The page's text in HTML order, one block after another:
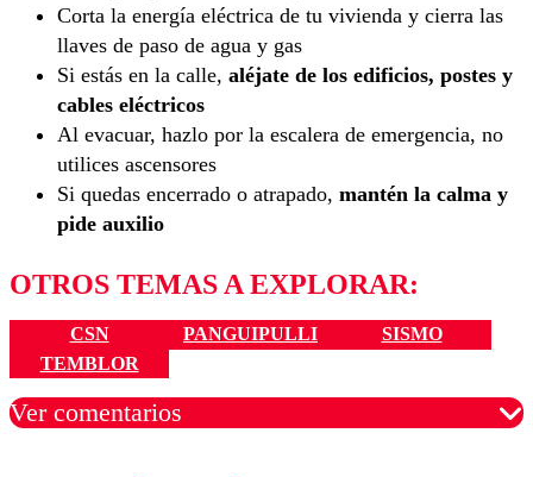
Corta la energía eléctrica de tu vivienda y cierra las
llaves de paso de agua y gas
Si estás en la calle, aléjate de los edificios, postes y
cables eléctricos
Al evacuar, hazlo por la escalera de emergencia, no
utilices ascensores
Si quedas encerrado o atrapado, mantén la calma y
pide auxilio
OTROS TEMAS A EXPLORAR:
CSN PANGUIPULLI
SISMO
TEMBLOR
Ver comentarios